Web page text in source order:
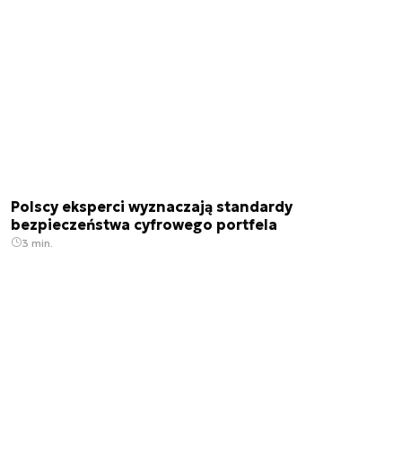
Polscy eksperci wyznaczają standardy
bezpieczeństwa cyfrowego portfela
3 min.